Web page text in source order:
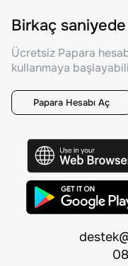
Birkaç
Ücretsiz Papara
kullanmaya
Papara Hesabı Aç